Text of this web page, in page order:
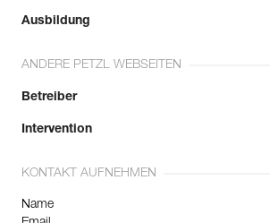
Ausbildung
ANDERE PETZL WEBSEITEN
Betreiber
Intervention
KONTAKT AUFNEHMEN
Name